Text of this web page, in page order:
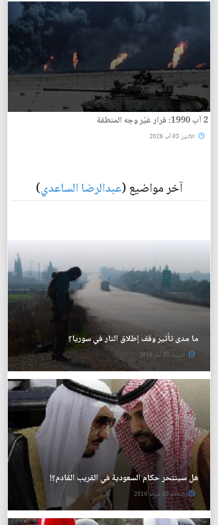
2 آب 1990: قرار غيّر وجه المنطقة
الأثنين 03 آب 2026
آخر مواضيع (عبدالرضا الساعدي)
ما مدى تأثير وقف إطلاق النار في سوريا؟
السبت 05 آذار 2016
هل سينتحر حكام السعودية في القريب القادم؟!
الثلاثاء 09 شباط 2016